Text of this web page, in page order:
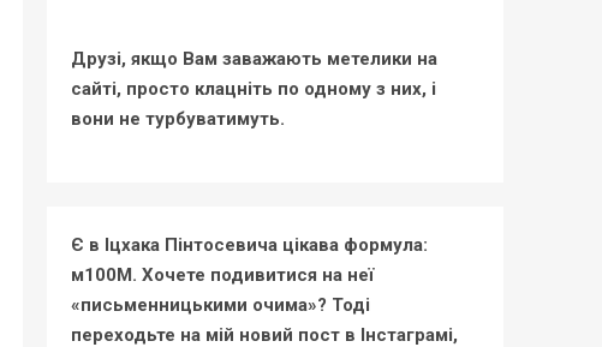
Друзі, якщо Вам заважають метелики на
сайті, просто клацніть по одному з них, і
вони не турбуватимуть.
Є в Іцхака Пінтосевича цікава формула:
м100М. Хочете подивитися на неї
«письменницькими очима»? Тоді
переходьте на мій новий пост в Інстаграмі,